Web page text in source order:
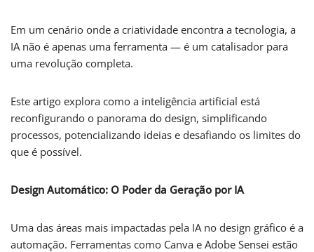
Em um cenário onde a criatividade encontra a tecnologia, a
IA não é apenas uma ferramenta — é um catalisador para
uma revolução completa.
Este artigo explora como a inteligência artificial está
reconfigurando o panorama do design, simplificando
processos, potencializando ideias e desafiando os limites do
que é possível.
Design Automático: O Poder da Geração por IA
Uma das áreas mais impactadas pela IA no design gráfico é a
automação. Ferramentas como Canva e Adobe Sensei estão